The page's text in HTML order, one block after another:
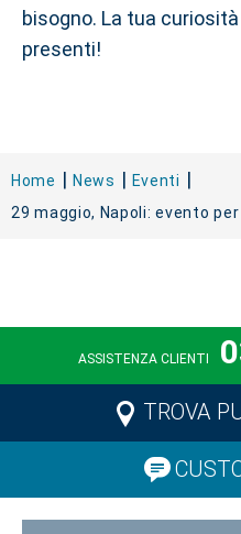
bisogno. La tua
presenti!
Home News
Eventi
29 maggio, Napoli: evento
ASSISTENZA CLIENTI
TROVA